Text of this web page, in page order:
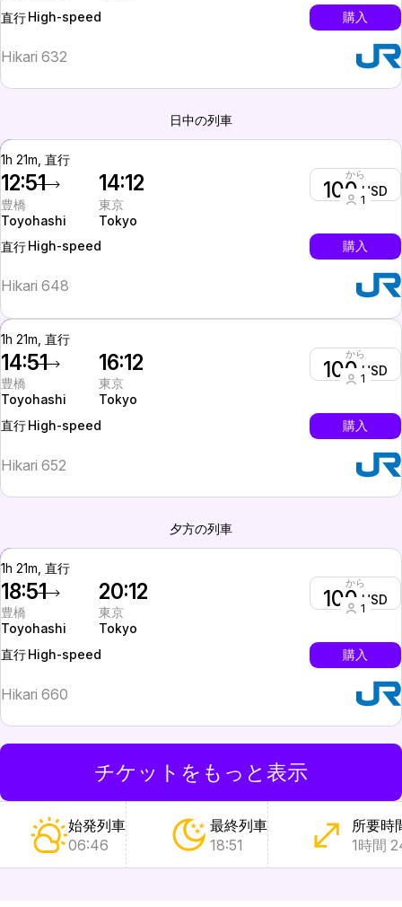
直行 High-speed 購入
Hikari 632
日中の列車
1h 21m, 直行
12:51
豊橋
Toyohashi
14:12
東京
Tokyo
から
100 USD
1
直行 High-speed 購入
Hikari 648
1h 21m, 直行
14:51
豊橋
Toyohashi
16:12
東京
Tokyo
から
100 USD
1
直行 High-speed 購入
Hikari 652
夕方の列車
1h 21m, 直行
18:51
豊橋
Toyohashi
20:12
東京
Tokyo
から
100 USD
1
直行 High-speed 購入
Hikari 660
チケットをもっと表示
始発列車
06:46
最終列車
18:51
所要時
1時間